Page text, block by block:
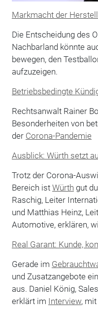
Markmacht der
Die Entscheidung des
Nachbarland könnte
bewegen, den
aufzuzeigen.
Betriebsbedingte
Rechtsanwalt Rainer
Besonderheiten von
der Corona-Pandemie
Ausblick: Würth setzt
Trotz der Corona-
Bereich ist Würth gut
Raschig, Leiter
und Matthias Heinz,
Automotive, erklären,
Real Garant: Kunde,
Gerade im
und Zusatzangebote
aus. Daniel König,
erklärt im Interview,